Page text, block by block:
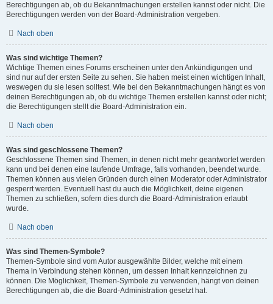
Berechtigungen ab, ob du Bekanntmachungen erstellen kannst oder nicht. Die
Berechtigungen werden von der Board-Administration vergeben.
Nach oben
Was sind wichtige Themen?
Wichtige Themen eines Forums erscheinen unter den Ankündigungen und
sind nur auf der ersten Seite zu sehen. Sie haben meist einen wichtigen Inhalt,
weswegen du sie lesen solltest. Wie bei den Bekanntmachungen hängt es von
deinen Berechtigungen ab, ob du wichtige Themen erstellen kannst oder nicht;
die Berechtigungen stellt die Board-Administration ein.
Nach oben
Was sind geschlossene Themen?
Geschlossene Themen sind Themen, in denen nicht mehr geantwortet werden
kann und bei denen eine laufende Umfrage, falls vorhanden, beendet wurde.
Themen können aus vielen Gründen durch einen Moderator oder Administrator
gesperrt werden. Eventuell hast du auch die Möglichkeit, deine eigenen
Themen zu schließen, sofern dies durch die Board-Administration erlaubt
wurde.
Nach oben
Was sind Themen-Symbole?
Themen-Symbole sind vom Autor ausgewählte Bilder, welche mit einem
Thema in Verbindung stehen können, um dessen Inhalt kennzeichnen zu
können. Die Möglichkeit, Themen-Symbole zu verwenden, hängt von deinen
Berechtigungen ab, die die Board-Administration gesetzt hat.